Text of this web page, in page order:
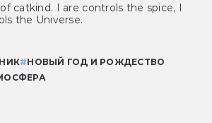
catkind. I are controls the spice, I
the Universe.
#НОВЫЙ ГОД И РОЖДЕСТВО